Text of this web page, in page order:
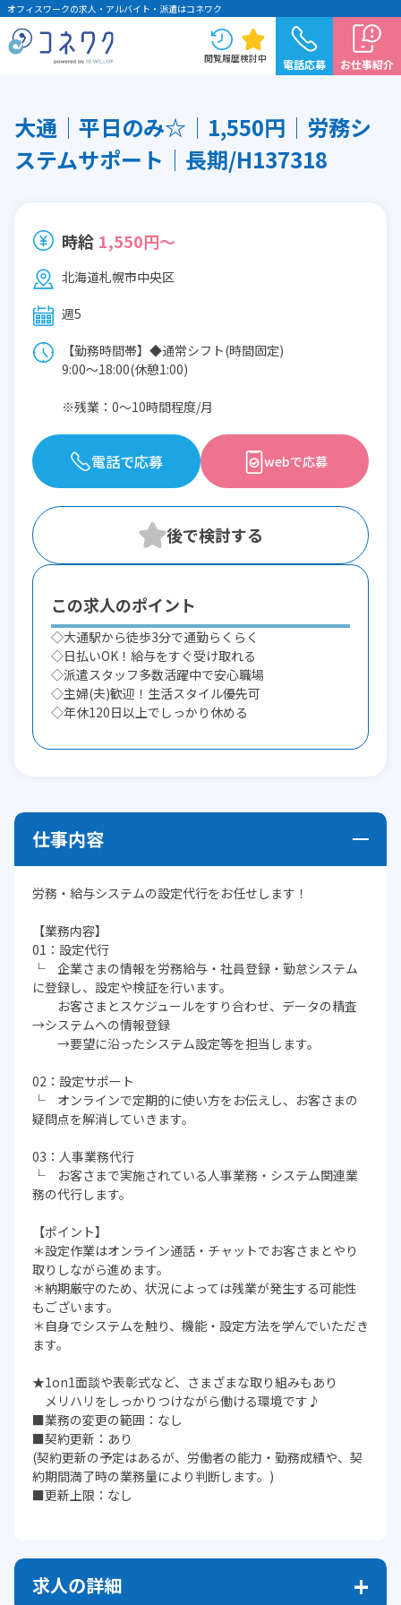
オフィスワークの求人・アルバイト・派遣はコネワク
閲覧履歴検討中 電話応募 お仕事紹介
大通│平日のみ☆│1,550円│労務シ
ステムサポート│長期/H137318
時給 1,550円～
北海道札幌市中央区
週5
【勤務時間帯】◆通常シフト(時間固定)
9:00〜18:00(休憩1:00)
※残業：0〜10時間程度/月
電話で応募 webで応募
この求人のポイント
◇大通駅から徒歩3分で通勤らくらく
◇日払いOK！給与をすぐ受け取れる
◇派遣スタッフ多数活躍中で安心職場
◇主婦(夫)歓迎！生活スタイル優先可
◇年休120日以上でしっかり休める
仕事内容
労務・給与システムの設定代行をお任せします！
【業務内容】
01：設定代行
└ 企業さまの情報を労務給与・社員登録・勤怠システム
に登録し、設定や検証を行います。
お客さまとスケジュールをすり合わせ、データの精査
→システムへの情報登録
→要望に沿ったシステム設定等を担当します。
02：設定サポート
└ オンラインで定期的に使い方をお伝えし、お客さまの
疑問点を解消していきます。
03：人事業務代行
└ お客さまで実施されている人事業務・システム関連業
務の代行します。
【ポイント】
＊設定作業はオンライン通話・チャットでお客さまとやり
取りしながら進めます。
＊納期厳守のため、状況によっては残業が発生する可能性
もございます。
＊自身でシステムを触り、機能・設定方法を学んでいただき
ます。
★1on1面談や表彰式など、さまざまな取り組みもあり
メリハリをしっかりつけながら働ける環境です♪
■業務の変更の範囲：なし
■契約更新：あり
(契約更新の予定はあるが、労働者の能力・勤務成績や、契
約期間満了時の業務量により判断します。)
■更新上限：なし
求人の詳細